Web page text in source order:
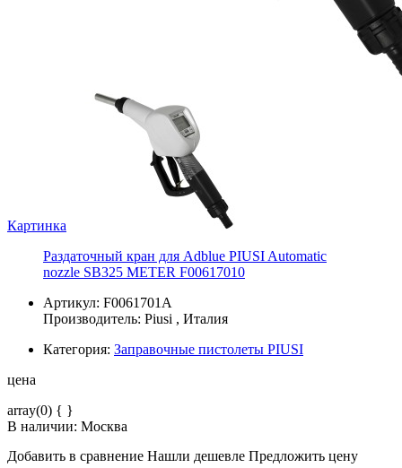
Картинка
Раздаточный кран для Adblue PIUSI Automatic
nozzle SB325 METER F00617010
Артикул: F0061701A
Производитель: Piusi , Италия
Категория: Заправочные пистолеты PIUSI
цена
array(0) { }
В наличии: Москва
Добавить в сравнение Нашли дешевле Предложить цену